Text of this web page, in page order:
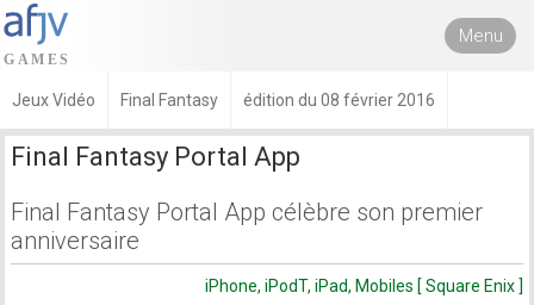
Menu
Jeux Vidéo Final Fantasy édition du 08 février 2016
Final Fantasy Portal App
Final Fantasy Portal App célèbre son premier
anniversaire
iPhone, iPodT, iPad, Mobiles [ Square Enix ]